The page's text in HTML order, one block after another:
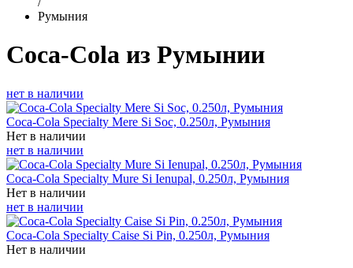
Румыния
Coca-Cola из Румынии
нет в наличии
Coca-Cola Specialty Mere Si Soc, 0.250л, Румыния
Нет в наличии
нет в наличии
Coca-Cola Specialty Mure Si Ienupal, 0.250л, Румыния
Нет в наличии
нет в наличии
Coca-Cola Specialty Caise Si Pin, 0.250л, Румыния
Нет в наличии